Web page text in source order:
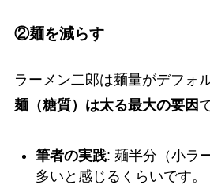
②麺を減らす
ラーメン二郎は麺量がデフォ
麺（糖質）は太る最大の要因
筆者の実践: 麺半分（小ラ
多いと感じるくらいです。